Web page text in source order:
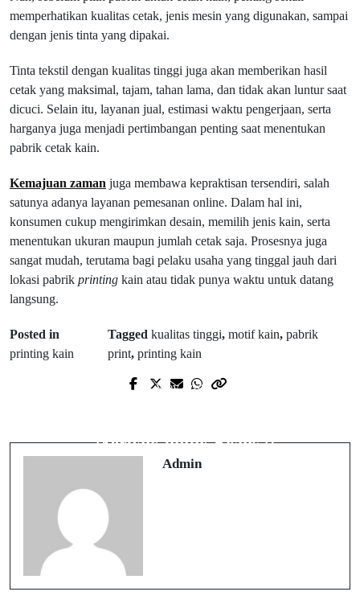
memperhatikan kualitas cetak, jenis mesin yang digunakan, sampai
dengan jenis tinta yang dipakai.
Tinta tekstil dengan kualitas tinggi juga akan memberikan hasil
cetak yang maksimal, tajam, tahan lama, dan tidak akan luntur saat
dicuci. Selain itu, layanan jual, estimasi waktu pengerjaan, serta
harganya juga menjadi pertimbangan penting saat menentukan
pabrik cetak kain.
Kemajuan zaman juga membawa kepraktisan tersendiri, salah
satunya adanya layanan pemesanan online. Dalam hal ini,
konsumen cukup mengirimkan desain, memilih jenis kain, serta
menentukan ukuran maupun jumlah cetak saja. Prosesnya juga
sangat mudah, terutama bagi pelaku usaha yang tinggal jauh dari
lokasi pabrik printing kain atau tidak punya waktu untuk datang
langsung.
Posted in
printing kain
Tagged kualitas tinggi, motif kain, pabrik
print, printing kain
Prev Post
Terbaik untuk Bisnis
Admin